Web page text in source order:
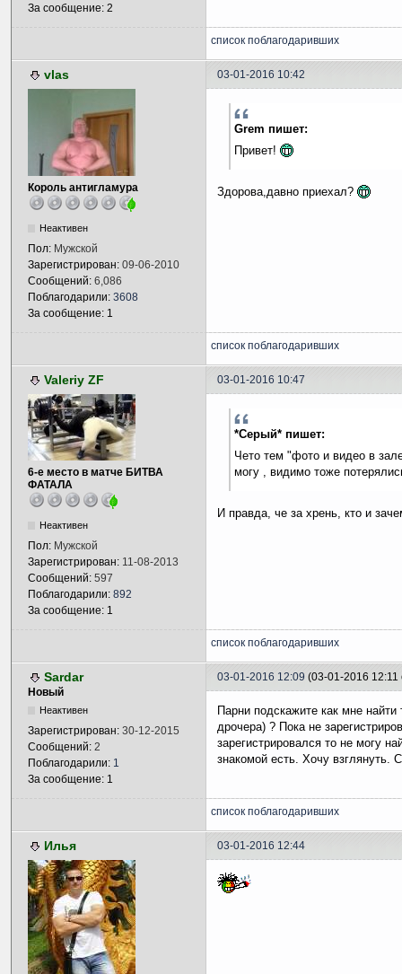
За сообщение: 2
список поблагодаривших
vlas 03-01-2016 10:42
Король антигламура
Неактивен
Пол: Мужской
Зарегистрирован: 09-06-2010
Сообщений: 6,086
Поблагодарили: 3608
За сообщение: 1
Grem пишет:
Привет!
Здорова,давно приехал?
список поблагодаривших
Valeriy ZF 03-01-2016 10:47
6-е место в матче БИТВА
ФАТАЛА
Неактивен
Пол: Мужской
Зарегистрирован: 11-08-2013
Сообщений: 597
Поблагодарили: 892
За сообщение: 1
*Серый* пишет:
Чето тем "фото и видео в
могу , видимо тоже
И правда, че за хрень, кто и
список поблагодаривших
Sardar 03-01-2016 12:09 (03-01-2016 12:11
Новый
Неактивен
Зарегистрирован: 30-12-2015
Сообщений: 2
Поблагодарили: 1
За сообщение: 1
Парни подскажите как мне
дрочера) ? Пока не
зарегистрировался то не могу
знакомой есть. Хочу взглянуть.
список поблагодаривших
Илья 03-01-2016 12:44